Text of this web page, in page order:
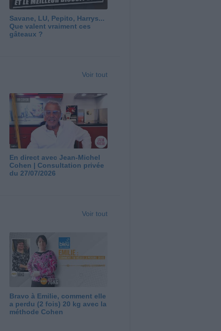
Savane, LU, Pepito, Harrys...
Que valent vraiment ces
gâteaux ?
Voir tout
En direct avec Jean-Michel
Cohen | Consultation privée
du 27/07/2026
Voir tout
Bravo à Emilie, comment elle
a perdu (2 fois) 20 kg avec la
méthode Cohen